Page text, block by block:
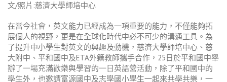
文/照片:慈濟大學師培中心
在當今社會，英文能力已經成為一項重要的能力，不僅能夠拓
展個人的視野，更是在全球化時代中必不可少的溝通工具。為
了提升中小學生對英文的興趣及動機，慈濟大學師培中心、慈
大附中、平和國中及ETA外籍教師攜手合作，25日於平和國中舉
辦了一場充滿歡樂與學習的一日英語營活動，除了平和國中的
學生外，也邀請富源國中及志學國小學生一起來共學共樂，一